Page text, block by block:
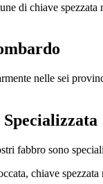
di chiave
nelle sei
fabbro sono
chiave